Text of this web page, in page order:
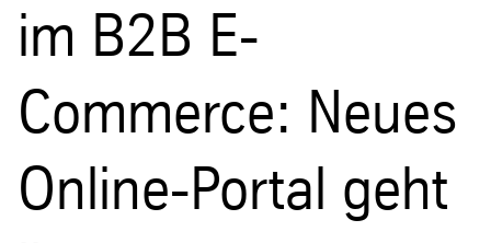
im B2B E-
Commerce: Neues
Online-Portal geht